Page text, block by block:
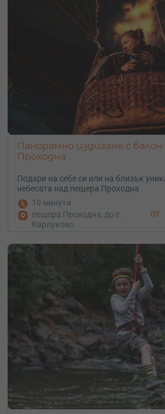
Панорамно издигане с
Проходна
Подари на себе си или на близък
небесата над пещера Проходна
10 минути
пещера Проходна, до с.
Карлуково
от